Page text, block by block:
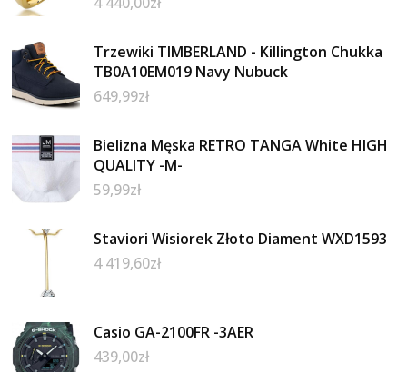
Trzewiki TIMBERLAND - Killington Chukka
TB0A10EM019 Navy Nubuck
649,99zł
Bielizna Męska RETRO TANGA White HIGH
QUALITY -M-
59,99zł
Staviori Wisiorek Złoto Diament WXD1593
4 419,60zł
Casio GA-2100FR -3AER
439,00zł